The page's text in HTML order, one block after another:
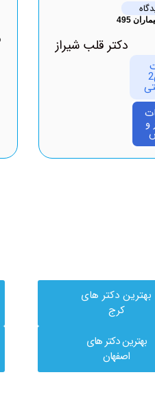
495
دکتر قلب شیراز
دهی2
و
بهترین دکتر های
کرج
بهترین دکتر های
اصفهان